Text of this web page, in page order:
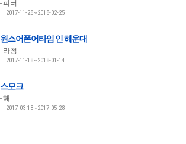
피터
2017-11-28~2018-02-25
원스어폰어타임 인 해운대
라청
2017-11-18~2018-01-14
스모크
해
2017-03-18~2017-05-28